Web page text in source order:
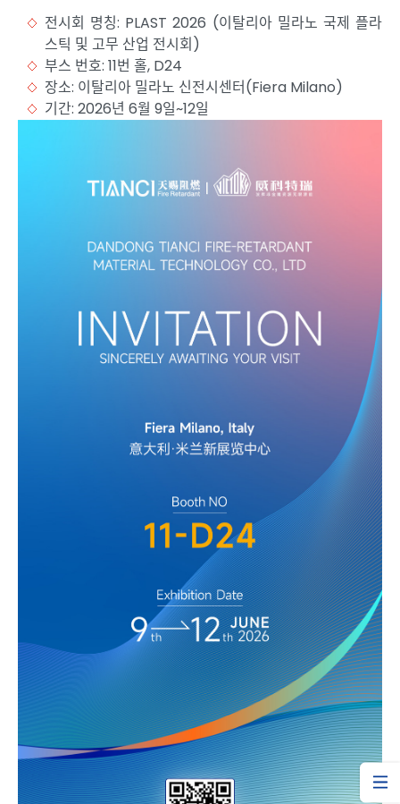
전시회 명칭: PLAST 2026 (이탈리아 밀라노 국제 플라
스틱 및 고무 산업 전시회)
부스 번호: 11번 홀, D24
장소: 이탈리아 밀라노 신전시센터(Fiera Milano)
기간: 2026년 6월 9일~12일